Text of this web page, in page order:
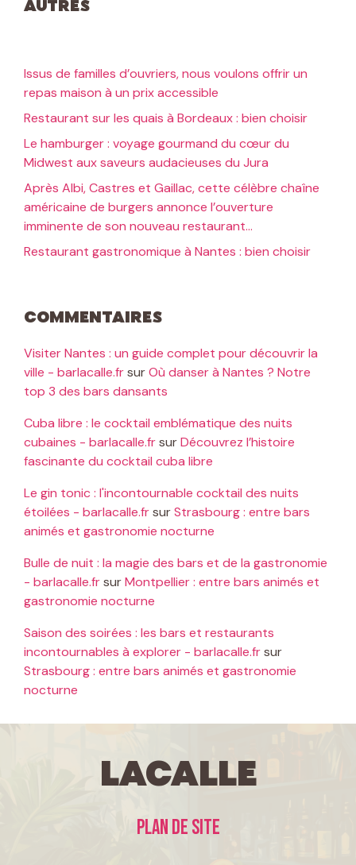
Autres
Issus de familles d’ouvriers, nous voulons offrir un
repas maison à un prix accessible
Restaurant sur les quais à Bordeaux : bien choisir
Le hamburger : voyage gourmand du cœur du
Midwest aux saveurs audacieuses du Jura
Après Albi, Castres et Gaillac, cette célèbre chaîne
américaine de burgers annonce l’ouverture
imminente de son nouveau restaurant…
Restaurant gastronomique à Nantes : bien choisir
Commentaires
Visiter Nantes : un guide complet pour découvrir la
ville - barlacalle.frsurOù danser à Nantes ? Notre
top 3 des bars dansants
Cuba libre : le cocktail emblématique des nuits
cubaines - barlacalle.frsurDécouvrez l’histoire
fascinante du cocktail cuba libre
Le gin tonic : l'incontournable cocktail des nuits
étoilées - barlacalle.frsurStrasbourg : entre bars
animés et gastronomie nocturne
Bulle de nuit : la magie des bars et de la gastronomie
- barlacalle.frsurMontpellier : entre bars animés et
gastronomie nocturne
Saison des soirées : les bars et restaurants
incontournables à explorer - barlacalle.frsur
Strasbourg : entre bars animés et gastronomie
nocturne
LaCalle
Plan de site